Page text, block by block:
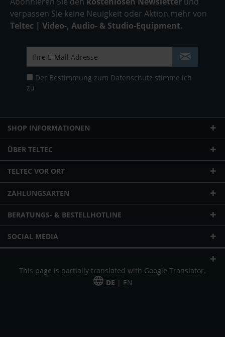
verpassen Sie keine Neuigkeit oder Aktion mehr von
Teltec | Video-, Audio- & Studio-Equipment.
Der Bestimmung zum Datenschutz stimme ich
zu
SHOP INFORMATIONEN
ÜBER TELTEC
TELTEC VOR ORT
ZAHLUNGSARTEN
BERATUNGS- & BESTELLHOTLINE
SOCIAL MEDIA
This page is partially translated with Google Translator.
DE | EN